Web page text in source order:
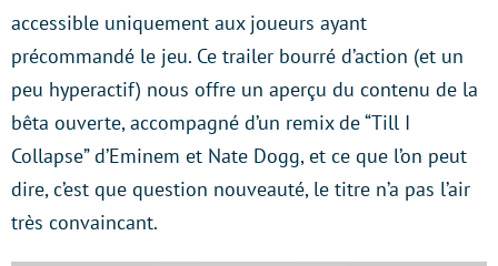
accessible uniquement aux joueurs ayant
précommandé le jeu. Ce trailer bourré d’action (et un
peu hyperactif) nous offre un aperçu du contenu de la
bêta ouverte, accompagné d’un remix de “Till I
Collapse” d’Eminem et Nate Dogg, et ce que l’on peut
dire, c’est que question nouveauté, le titre n’a pas l’air
très convaincant.